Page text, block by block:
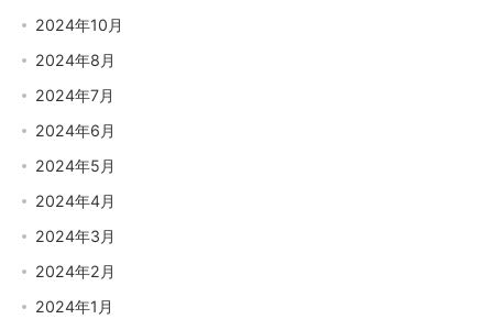
2024年10月
2024年8月
2024年7月
2024年6月
2024年5月
2024年4月
2024年3月
2024年2月
2024年1月